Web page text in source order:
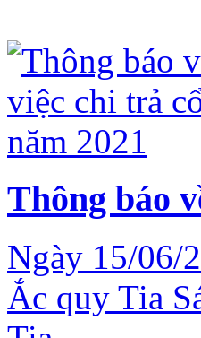
Thông báo
Ngày 15/06/
Ắc quy Tia